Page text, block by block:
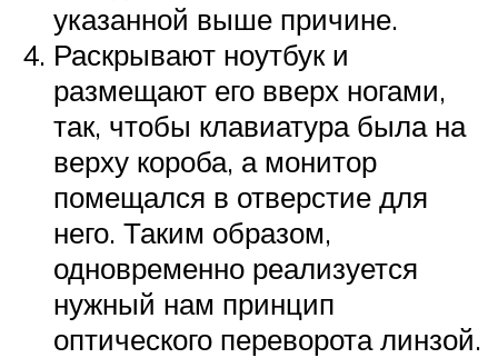
указанной выше причине.
Раскрывают ноутбук и
размещают его вверх ногами,
так, чтобы клавиатура была на
верху короба, а монитор
помещался в отверстие для
него. Таким образом,
одновременно реализуется
нужный нам принцип
оптического переворота линзой.